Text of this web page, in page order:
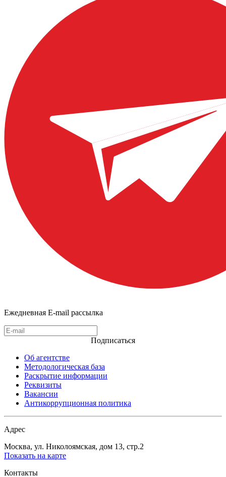
Ежедневная E-mail рассылка
Подписаться
Об агентстве
Методологическая база
Раскрытие информации
Реквизиты
Вакансии
Антикоррупционная политика
Адрес
Москва, ул. Николоямская, дом 13, стр.2
Показать на карте
Контакты